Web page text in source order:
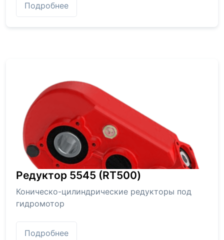
Подробнее
Редуктор 5545 (RT500)
Коническо-цилиндрические редукторы под
гидромотор
Подробнее